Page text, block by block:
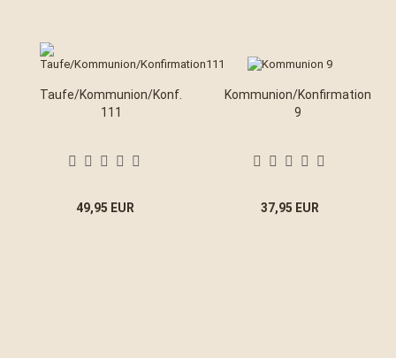
Taufe/Kommunion/Konf.
111
49,95 EUR
Kommunion/Konfirmation
9
37,95 EUR